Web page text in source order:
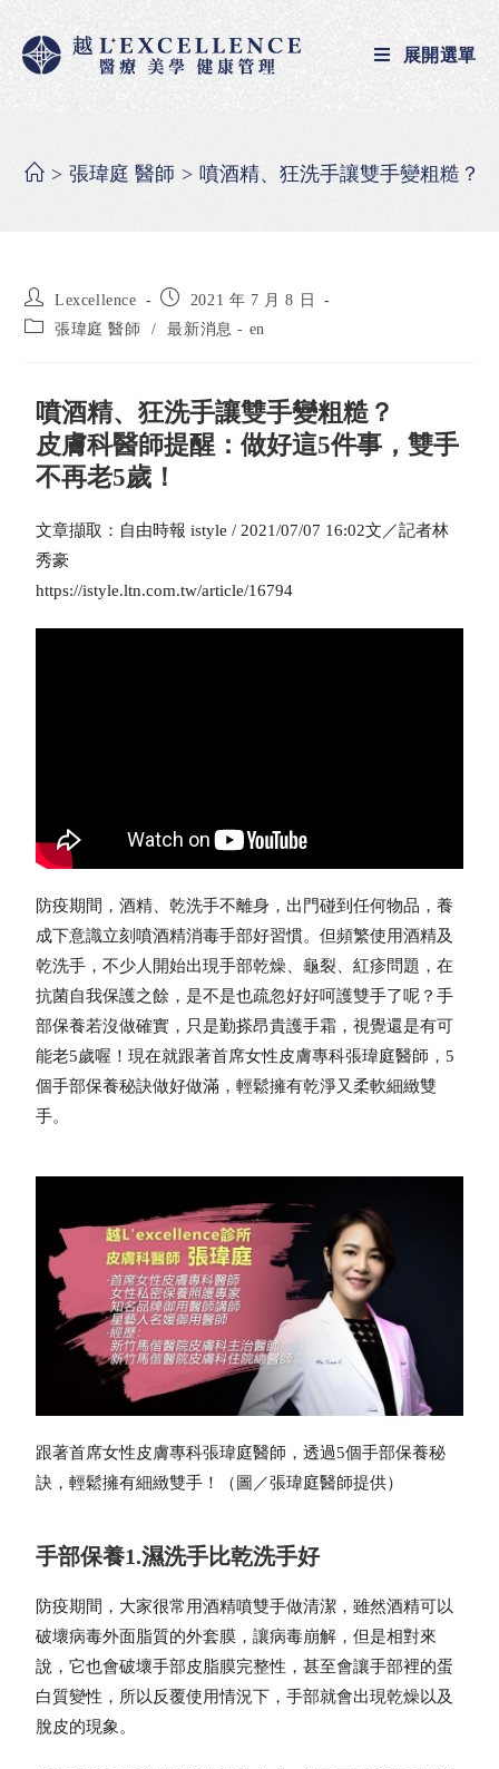
展開選單
> 張瑋庭 醫師 > 噴酒精、狂洗手讓雙手變粗糙？
Lexcellence
2021 年 7 月 8 日
張瑋庭 醫師
/ 最新消息 - en
噴酒精、狂洗手讓雙手變粗糙？
皮膚科醫師提醒：做好這5件事，雙手
不再老5歲！
文章擷取：自由時報 istyle / 2021/07/07 16:02文／記者林
秀豪
https://istyle.ltn.com.tw/article/16794
防疫期間，酒精、乾洗手不離身，出門碰到任何物品，養
成下意識立刻噴酒精消毒手部好習慣。但頻繁使用酒精及
乾洗手，不少人開始出現手部乾燥、龜裂、紅疹問題，在
抗菌自我保護之餘，是不是也疏忽好好呵護雙手了呢？手
部保養若沒做確實，只是勤搽昂貴護手霜，視覺還是有可
能老5歲喔！現在就跟著首席女性皮膚專科張瑋庭醫師，5
個手部保養秘訣做好做滿，輕鬆擁有乾淨又柔軟細緻雙
手。
跟著首席女性皮膚專科張瑋庭醫師，透過5個手部保養秘
訣，輕鬆擁有細緻雙手！（圖／張瑋庭醫師提供）
手部保養1.濕洗手比乾洗手好
防疫期間，大家很常用酒精噴雙手做清潔，雖然酒精可以
破壞病毒外面脂質的外套膜，讓病毒崩解，但是相對來
說，它也會破壞手部皮脂膜完整性，甚至會讓手部裡的蛋
白質變性，所以反覆使用情況下，手部就會出現乾燥以及
脫皮的現象。